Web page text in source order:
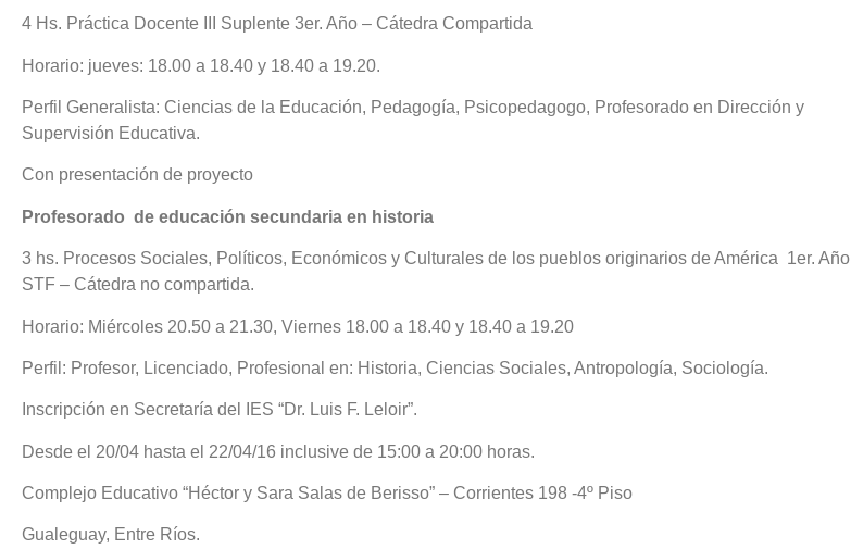
4 Hs. Práctica Docente III Suplente 3er. Año – Cátedra Compartida
Horario: jueves: 18.00 a 18.40 y 18.40 a 19.20.
Perfil Generalista: Ciencias de la Educación, Pedagogía, Psicopedagogo, Profesorado en Dirección y
Supervisión Educativa.
Con presentación de proyecto
Profesorado de educación secundaria en historia
3 hs. Procesos Sociales, Políticos, Económicos y Culturales de los pueblos originarios de América 1er. Año
STF – Cátedra no compartida.
Horario: Miércoles 20.50 a 21.30, Viernes 18.00 a 18.40 y 18.40 a 19.20
Perfil: Profesor, Licenciado, Profesional en: Historia, Ciencias Sociales, Antropología, Sociología.
Inscripción en Secretaría del IES “Dr. Luis F. Leloir”.
Desde el 20/04 hasta el 22/04/16 inclusive de 15:00 a 20:00 horas.
Complejo Educativo “Héctor y Sara Salas de Berisso” – Corrientes 198 -4º Piso
Gualeguay, Entre Ríos.